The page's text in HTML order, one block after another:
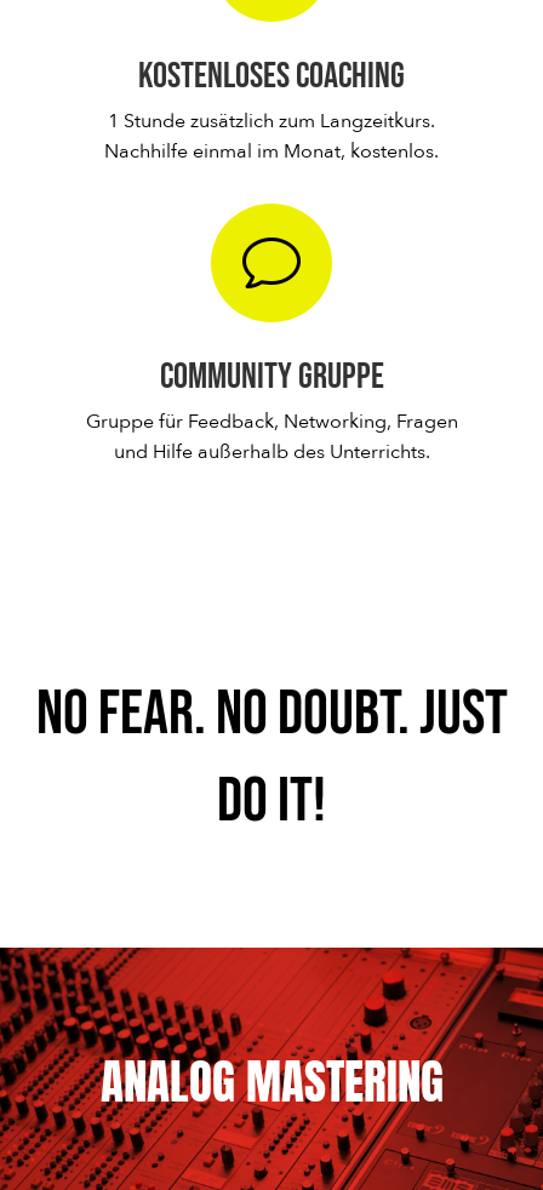
Kostenloses Coaching
1 Stunde zusätzlich zum Langzeitkurs.
Nachhilfe einmal im Monat, kostenlos.
v
Community Gruppe
Gruppe für Feedback, Networking, Fragen
und Hilfe außerhalb des Unterrichts.
No fear. No doubt. Just
do it!
ANALOG MASTERING